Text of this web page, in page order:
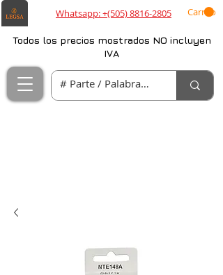
Whatsapp: +(505) 8816-2805 Carrito
Todos los precios mostrados NO incluyen
IVA